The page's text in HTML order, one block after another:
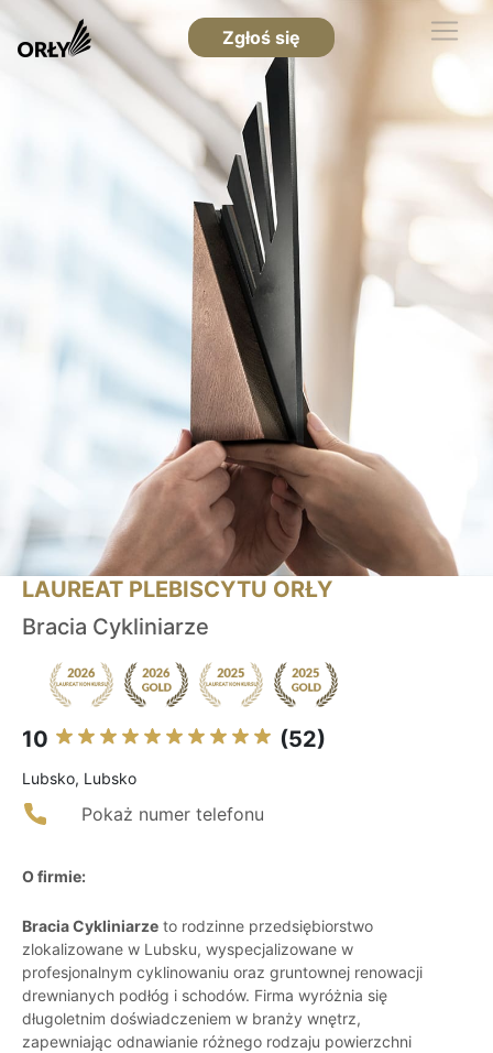
Zgłoś się
LAUREAT PLEBISCYTU ORŁY
Bracia Cykliniarze
10 (52)
Lubsko, Lubsko
Pokaż numer telefonu
O firmie:
Bracia Cykliniarze to rodzinne przedsiębiorstwo
zlokalizowane w Lubsku, wyspecjalizowane w
profesjonalnym cyklinowaniu oraz gruntownej renowacji
drewnianych podłóg i schodów. Firma wyróżnia się
długoletnim doświadczeniem w branży wnętrz,
zapewniając odnawianie różnego rodzaju powierzchni